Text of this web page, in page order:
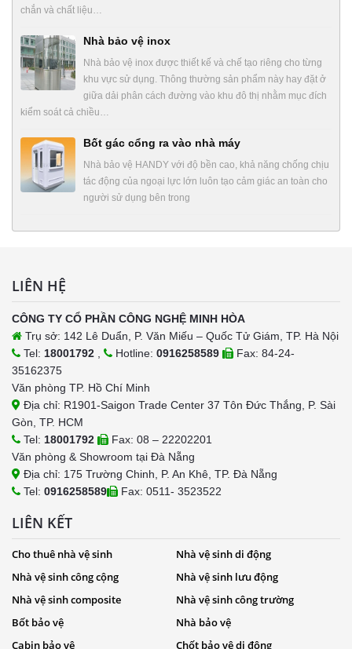
chắn và chất liệu…
Nhà bảo vệ inox
Nhà bảo vệ inox được thiết kế và chế tạo riêng cho từng
khu vực sử dụng. Thông thường sản phẩm này hay đặt ở
giữa dải phân cách đường vào khu đô thị nhằm mục đích
kiểm soát cả chiều…
Bốt gác cổng ra vào nhà máy
Nhà bảo vệ HANDY với độ bền cao, khả năng chống chịu
tác động của ngoại lực lớn luôn tạo cảm giác an toàn cho
người sử dụng bên trong
LIÊN HỆ
CÔNG TY CỔ PHẦN CÔNG NGHỆ MINH HÒA
Trụ sở: 142 Lê Duẩn, P. Văn Miếu – Quốc Tử Giám, TP. Hà Nội
Tel: 18001792 Hotline: 0916258589
Fax: 84-24-
35162375
Văn phòng TP. Hồ Chí Minh
Địa chỉ: R1901-Saigon Trade Center 37 Tôn Đức Thắng, P. Sài
Gòn, TP. HCM
Tel: 18001792
Fax: 08 – 22202201
Văn phòng & Showroom tại Đà Nẵng
Địa chỉ: 175 Trường Chinh, P. An Khê, TP. Đà Nẵng
Tel: 0916258589 Fax: 0511- 3523522
LIÊN KẾT
Cho thuê nhà vệ sinh
Nhà vệ sinh di động
Nhà vệ sinh công cộng
Nhà vệ sinh lưu động
Nhà vệ sinh composite
Nhà vệ sinh công trường
Bốt bảo vệ
Nhà bảo vệ
Cabin bảo vệ
Chốt bảo vệ di động